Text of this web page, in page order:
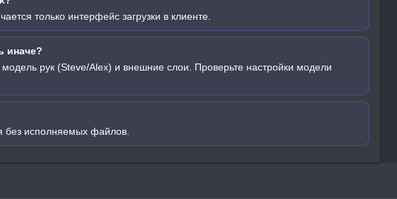
только интерфейс загрузки в клиенте.
иначе?
рук (Steve/Alex) и внешние слои. Проверьте настройки модели
без исполняемых файлов.